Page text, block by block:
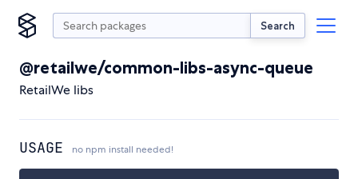
Search
@retailwe/common-libs-async-queue
RetailWe libs
USAGE no npm install needed!